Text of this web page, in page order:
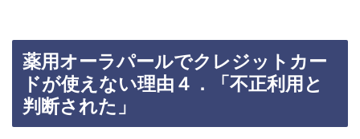
薬用オーラパールでクレジットカー
ドが使えない理由４．「不正利用と
判断された」